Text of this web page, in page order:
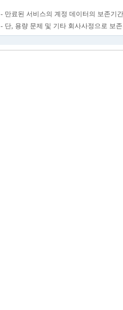
- 만료된 서비스의 계정 데이터의 보존기
- 단, 용량 문제 및 기타 회사사정으로 보